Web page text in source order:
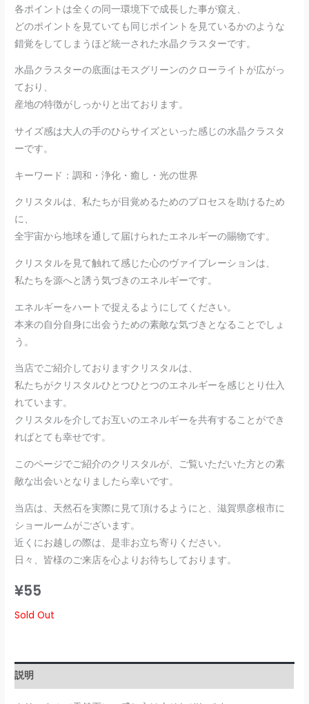
各ポイントは全くの同一環境下で成長した事が窺え、
どのポイントを見ていても同じポイントを見ているかのような
錯覚をしてしまうほど統一された水晶クラスターです。
水晶クラスターの底面はモスグリーンのクローライトが広がっ
ており、
産地の特徴がしっかりと出ております。
サイズ感は大人の手のひらサイズといった感じの水晶クラスタ
ーです。
キーワード：調和・浄化・癒し・光の世界
クリスタルは、私たちが目覚めるためのプロセスを助けるため
に、
全宇宙から地球を通して届けられたエネルギーの賜物です。
クリスタルを見て触れて感じた心のヴァイブレーションは、
私たちを源へと誘う気づきのエネルギーです。
エネルギーをハートで捉えるようにしてください。
本来の自分自身に出会うための素敵な気づきとなることでしょ
う。
当店でご紹介しておりますクリスタルは、
私たちがクリスタルひとつひとつのエネルギーを感じとり仕入
れています。
クリスタルを介してお互いのエネルギーを共有することができ
ればとても幸せです。
このページでご紹介のクリスタルが、ご覧いただいた方との素
敵な出会いとなりましたら幸いです。
当店は、天然石を実際に見て頂けるようにと、滋賀県彦根市に
ショールームがございます。
近くにお越しの際は、是非お立ち寄りください。
日々、皆様のご来店を心よりお待ちしております。
¥55
Sold Out
説明